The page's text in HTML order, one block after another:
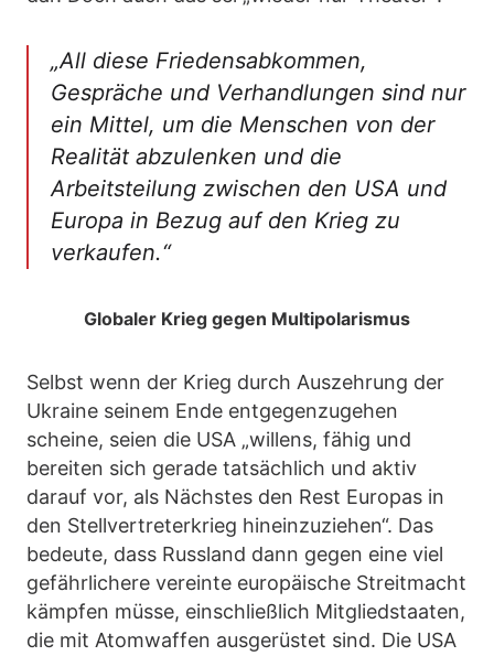
„All diese Friedensabkommen,
Gespräche und Verhandlungen sind nur
ein Mittel, um die Menschen von der
Realität abzulenken und die
Arbeitsteilung zwischen den USA und
Europa in Bezug auf den Krieg zu
verkaufen.“
Globaler Krieg gegen Multipolarismus
Selbst wenn der Krieg durch Auszehrung der
Ukraine seinem Ende entgegenzugehen
scheine, seien die USA „willens, fähig und
bereiten sich gerade tatsächlich und aktiv
darauf vor, als Nächstes den Rest Europas in
den Stellvertreterkrieg hineinzuziehen“. Das
bedeute, dass Russland dann gegen eine viel
gefährlichere vereinte europäische Streitmacht
kämpfen müsse, einschließlich Mitgliedstaaten,
die mit Atomwaffen ausgerüstet sind. Die USA